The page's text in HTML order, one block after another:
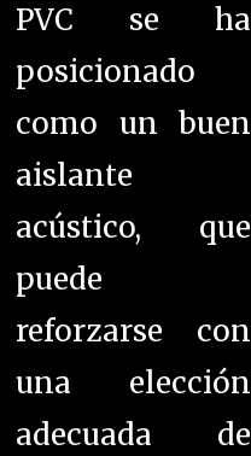
PVC se ha
posicionado
como un buen
aislante
acústico, que
puede
reforzarse con
una elección
adecuada de